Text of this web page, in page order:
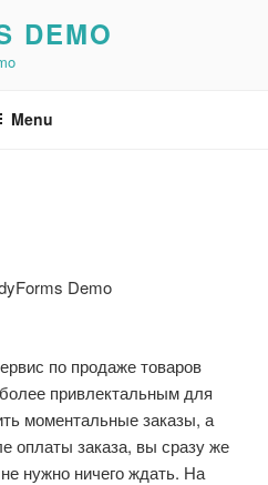
DEMO
Menu
Demo
по продаже товаров
привлектальным для
моментальные заказы, а
оплаты заказа, вы сразу же
нужно ничего ждать. На